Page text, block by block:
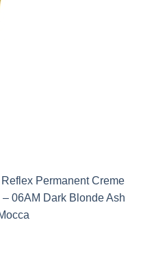
Permanent Creme
06AM Dark Blonde Ash